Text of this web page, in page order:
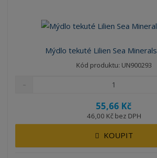
Mýdlo tekuté Lilien Sea
Kód produktu: UN900293
55,66 Kč
46,00 Kč bez DPH
KOUPIT